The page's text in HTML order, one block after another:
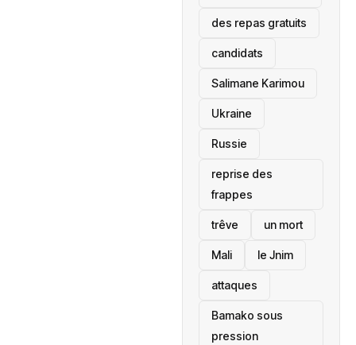
des repas gratuits
candidats
Salimane Karimou
Ukraine
Russie
reprise des
frappes
trêve un mort
Mali le Jnim
attaques
Bamako sous
pression